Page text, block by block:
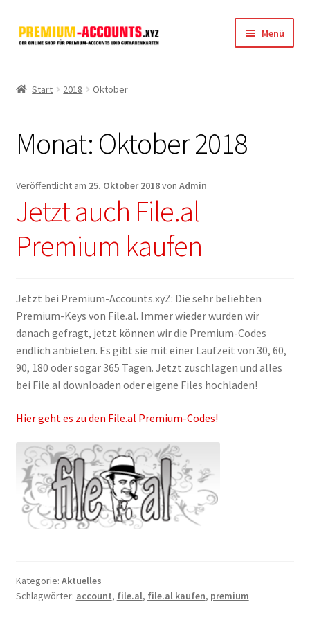
Zur
Navigation
Zum
Inhalt
Menü
FileJoker
Depositfiles
TakeFile
FileFox.cc
Filesmonster
HotLink
Ex-Load
File.al
Impressum
Start 2018 Oktober
Monat: Oktober 2018
Veröffentlicht am 25. Oktober 2018von Admin
Jetzt auch File.al
Premium kaufen
Jetzt bei Premium-Accounts.xyZ: Die sehr beliebten
Premium-Keys von File.al. Immer wieder wurden wir
danach gefragt, jetzt können wir die Premium-Codes
endlich anbieten. Es gibt sie mit einer Laufzeit von 30, 60,
90, 180 oder sogar 365 Tagen. Jetzt zuschlagen und alles
bei File.al downloaden oder eigene Files hochladen!
Hier geht es zu den File.al Premium-Codes!
Kategorie: Aktuelles
Schlagwörter: account, file.al, file.al kaufen, premium